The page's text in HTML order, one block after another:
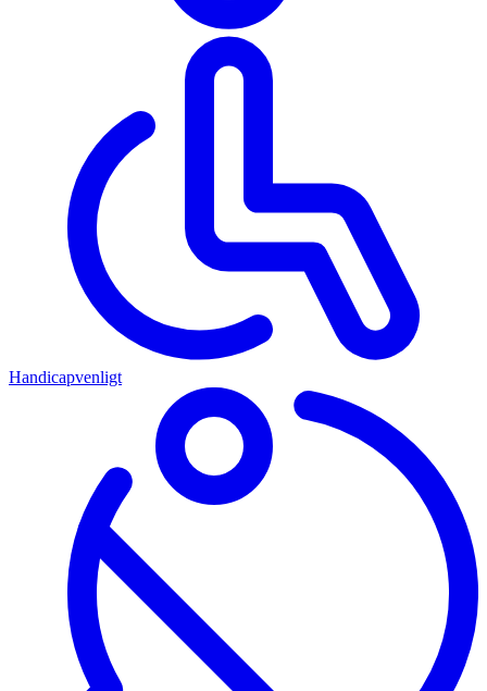
Handicapvenligt